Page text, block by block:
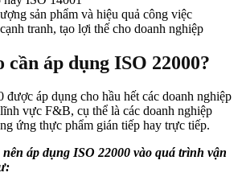
sản phẩm và hiệu quả công việc
tranh, tạo lợi thế cho doanh nghiệp
áp dụng ISO 22000?
được áp dụng cho hầu hết các doanh nghiệp
vực F&B, cụ thể là các doanh nghiệp
ứng thực phẩm gián tiếp hay trực tiếp.
áp dụng ISO 22000 vào quá trình vận